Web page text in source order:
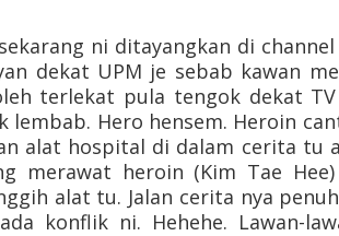
ni ditayangkan di channel
dekat UPM je sebab kawan
terlekat pula tengok dekat TV
Hero hensem. Heroin
alat hospital di dalam cerita tu
merawat heroin (Kim Tae
alat tu. Jalan cerita nya
konflik ni. Hehehe. Lawan-